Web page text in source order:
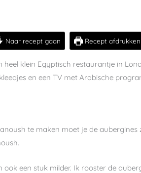
Naar recept gaan Recept afdrukken
klein Egyptisch restaurantje in
en een TV met Arabische
te maken moet je de
een stuk milder. Ik rooster de